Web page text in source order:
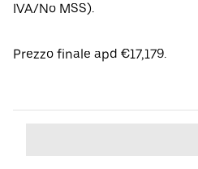
IVA/No MSS).
Prezzo finale apd €17,179.